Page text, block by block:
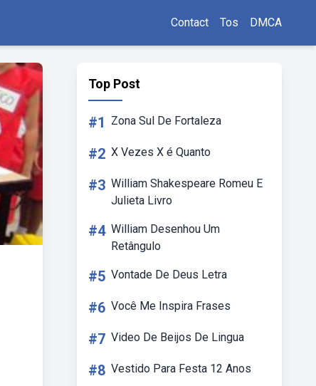
Contact Tos DMCA
Top Post
#1 Zona Sul De Fortaleza
#2 X Vezes X é Quanto
#3 William Shakespeare Romeu E
Julieta Livro
#4 William Desenhou Um
Retângulo
#5 Vontade De Deus Letra
#6 Você Me Inspira Frases
#7 Video De Beijos De Lingua
#8 Vestido Para Festa 12 Anos